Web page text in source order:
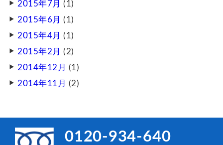
2015年7月 (1)
2015年6月 (1)
2015年4月 (1)
2015年2月 (2)
2014年12月 (1)
2014年11月 (2)
0120-934-640